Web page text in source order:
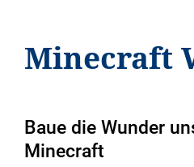
Minecraft
Baue die Wunder
Minecraft